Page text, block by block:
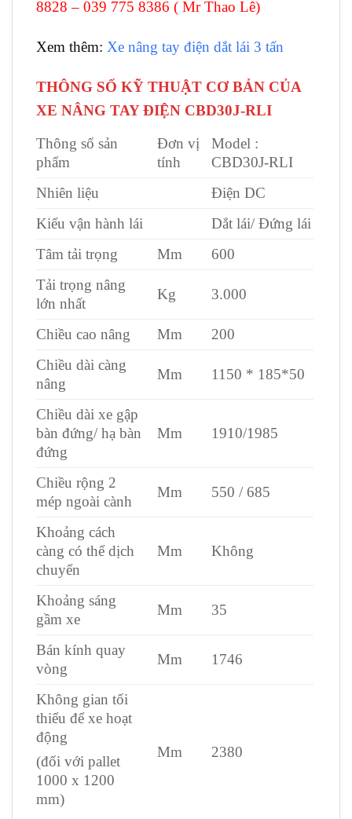
8828 – 039 775 8386 ( Mr Thao Lê)
Xem thêm: Xe nâng tay điện dắt lái 3 tấn
THÔNG SỐ KỸ THUẬT CƠ BẢN CỦA
XE NÂNG TAY ĐIỆN CBD30J-RLI
Thông số sản
phẩm
Đơn vị
tính
Model :
CBD30J-RLI
Nhiên liệu
Điện DC
Kiểu vận hành lái
Dắt lái/ Đứng lái
Tâm tải trọng
Mm
600
Tải trọng nâng
lớn nhất
Kg 3.000
Chiều cao nâng Mm
200
Chiều dài càng
nâng
Mm 1150 * 185*50
Chiều dài xe gập
bàn đứng/ hạ bàn
đứng
Mm 1910/1985
Chiều rộng 2
mép ngoài cành
Mm 550 / 685
Khoảng cách
càng có thể dịch
chuyển
Mm Không
Khoảng sáng
gầm xe
Mm 35
Bán kính quay
vòng
Mm 1746
Không gian tối
thiểu để xe hoạt
động
(đối với pallet
1000 x 1200
mm)
Mm 2380